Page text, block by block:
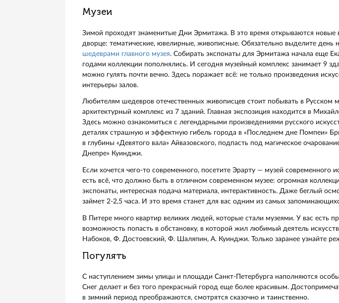
драматические и комедийные шедевры в Александрийском и
им. Г. А. Товстоногова. А если не удастся приобрести билеты
современные постановки: например, в Театр дождей или
для семейного похода с детьми — театры «Куклы»,
Ну и нельзя забывать о концертных мероприятиях
выступления джазовых, электро, рок и фолк исполнителей в
Так что перед приездом в Санкт-Петербург узнайте
пребывание в городе совпадет с выступлением любимого
Музеи
Зимой проходят знаменитые Дни Эрмитажа. В это время
дворце: тематические, ювелирные, живописные. Обязательно
шедеврами главного музея. Собирать экспонаты для
годами коллекции пополнялись. И сегодня музейный
можно гулять почти вечно. Здесь поражает всё: не только
интерьеры залов.
Любителям шедевров отечественных живописцев стоит
Здесь можно ознакомиться с легендарными произведениями
деталях страшную и эффектную гибель города в «Последнем
в глубины «Девятого вала» Айвазовского, подпасть под
Днепре» Куинджи.